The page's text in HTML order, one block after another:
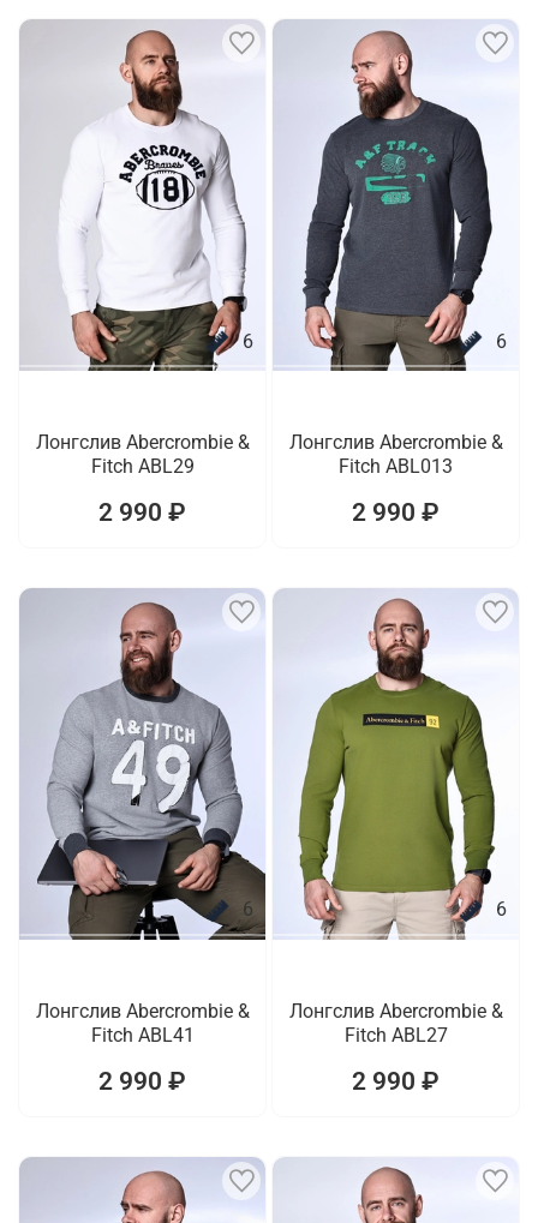
6
Лонгслив Abercrombie &
Fitch ABL29
2 990 ₽
6
Лонгслив Abercrombie &
Fitch ABL013
2 990 ₽
6
Лонгслив Abercrombie &
Fitch ABL41
2 990 ₽
6
Лонгслив Abercrombie &
Fitch ABL27
2 990 ₽